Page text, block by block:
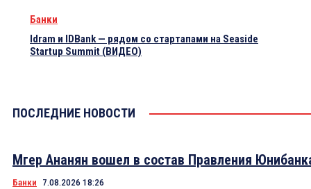
Банки
Idram и IDBank — рядом со стартапами на Seaside
Startup Summit (ВИДЕО)
ПОСЛЕДНИЕ НОВОСТИ
Мгер Ананян вошел в состав Правления
Банки 7.08.2026 18:26